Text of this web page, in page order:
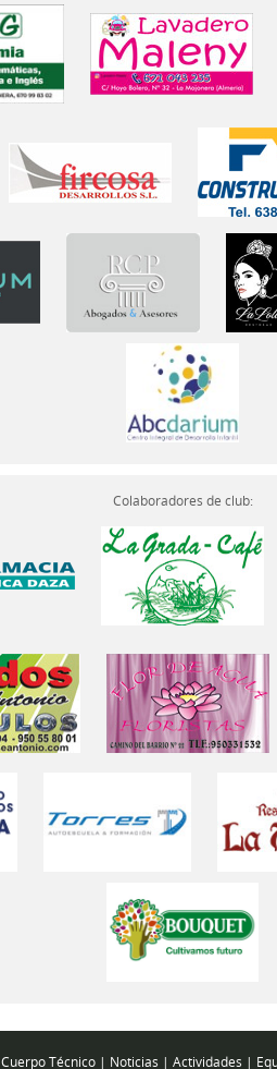
Colaboradores de club:
Cuerpo Técnico | Noticias | Actividades |